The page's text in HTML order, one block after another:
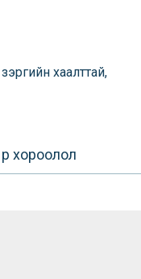
хаалттай,
хороолол